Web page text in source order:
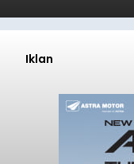
Iklan